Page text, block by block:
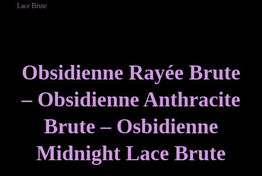
Lace Brute
Obsidienne Rayée Brute
– Obsidienne Anthracite
Brute – Osbidienne
Midnight Lace Brute